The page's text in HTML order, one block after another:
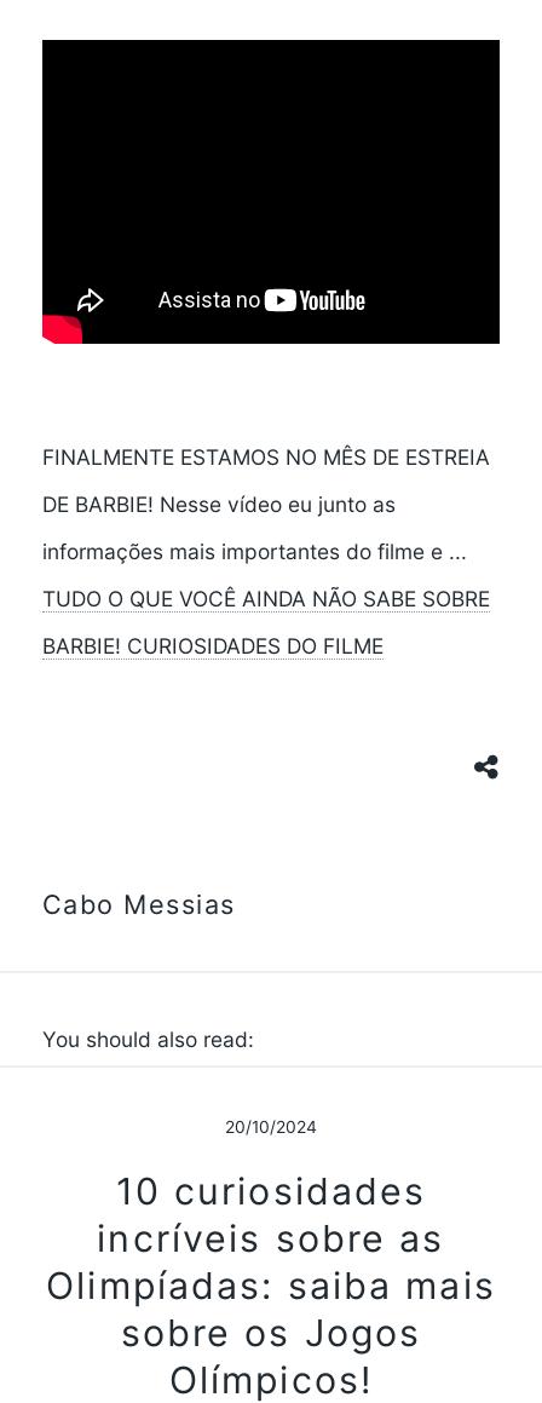
FINALMENTE ESTAMOS NO MÊS DE ESTREIA
DE BARBIE! Nesse vídeo eu junto as
informações mais importantes do filme e ...
TUDO O QUE VOCÊ AINDA NÃO SABE SOBRE
BARBIE! CURIOSIDADES DO FILME
Cabo Messias
You should also read:
20/10/2024
10 curiosidades
incríveis sobre as
Olimpíadas: saiba mais
sobre os Jogos
Olímpicos!